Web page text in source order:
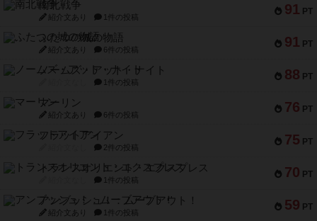
91 PT
南北戦争
紹介文あり 1件の投稿
91 PT
ふたつの城の物語
紹介文あり 6件の投稿
88 PT
ノームズ・アット・ナイト
1件の投稿
76 PT
マーリン
紹介文あり 6件の投稿
75 PT
フラットアイアン
2件の投稿
70 PT
トランスオリエント・エクスプレス
1件の投稿
59 PT
アンブッシュ！：ムーブアウト！
紹介文あり 1件の投稿